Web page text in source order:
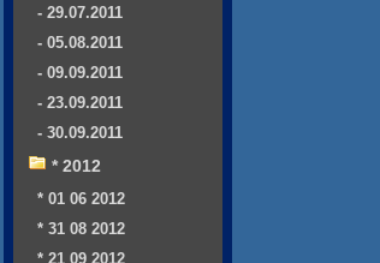
- 29.07.2011
- 05.08.2011
- 09.09.2011
- 23.09.2011
- 30.09.2011
* 2012
* 01 06 2012
* 31 08 2012
* 21 09 2012